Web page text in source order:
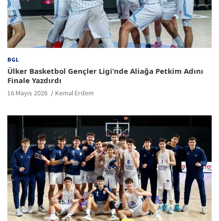
BGL
Ülker Basketbol Gençler Ligi’nde Aliağa Petkim Adını
Finale Yazdırdı
16 Mayıs 2026 Kemal Erdem